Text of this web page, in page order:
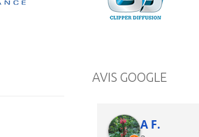
AVIS GOOGLE
A F.